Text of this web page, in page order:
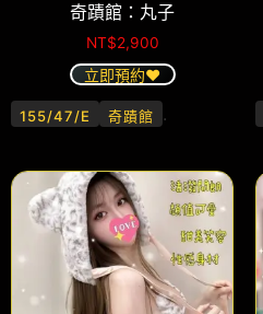
奇蹟館：丸子
NT$2,900
立即預約❤️
155/47/E 奇蹟館 .